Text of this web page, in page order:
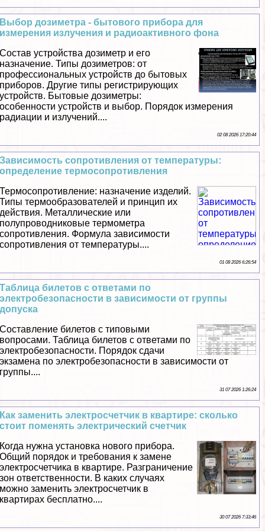
Выбор дозиметра - бытового прибора для
измерения излучения и радиоактивного фона
Состав устройства дозиметр и его
назначение. Типы дозиметров: от
профессиональных устройств до бытовых
приборов. Другие типы регистрирующих
устройств. Бытовые дозиметры:
особенности устройств и выбор. Порядок измерения
радиации и излучений....
02 08 2026 17:20:44
Зависимость сопротивления от температуры:
определение термосопротивления
Термосопротивление: назначение изделий.
Типы термообразователей и принцип их
действия. Металлические или
полупроводниковые термометра
сопротивления. Формула зависимости
сопротивления от температуры....
01 08 2026 6:26:54
Таблица билетов с ответами по
электробезопасности в зависимости от группы
допуска
Составление билетов с типовыми
вопросами. Таблица билетов с ответами по
электробезопасности. Порядок сдачи
экзамена по электробезопасности в зависимости от
группы....
31 07 2026 1:26:24
Как заменить электросчетчик в квартире: сколько
стоит поменять электрический счетчик
Когда нужна установка нового прибора.
Общий порядок и требования к замене
электросчетчика в квартире. Разграничение
зон ответственности. В каких случаях
можно заменить электросчетчик в
квартирах бесплатно....
30 07 2026 7:33:46